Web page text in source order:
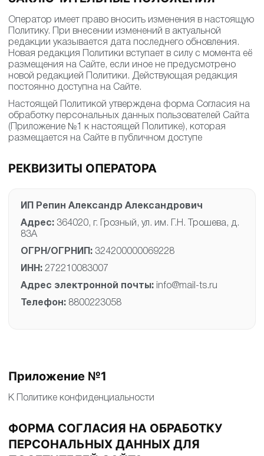
Оператор имеет право вносить изменения в настоящую
Политику. При внесении изменений в актуальной
редакции указывается дата последнего обновления.
Новая редакция Политики вступает в силу с момента её
размещения на Сайте, если иное не предусмотрено
новой редакцией Политики. Действующая редакция
постоянно доступна на Сайте.
Настоящей Политикой утверждена форма Согласия на
обработку персональных данных пользователей Сайта
(Приложение №1 к настоящей Политике), которая
ИП Репин Александр Александрович
Адрес:
83А
ОГРН/ОГРНИП: 324200000069228
ИНН:
Адрес электронной почты:
Приложение №1
ФОРМА СОГЛАСИЯ НА ОБРАБОТКУ